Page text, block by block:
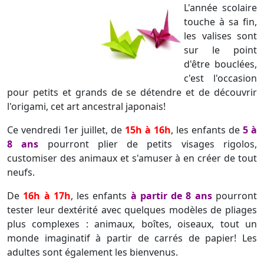
L'année scolaire
touche à sa fin,
les valises sont
sur le point
d'être bouclées,
c'est l'occasion
pour petits et grands de se détendre et de découvrir
l'origami, cet art ancestral japonais!
Ce vendredi 1er juillet, de 15h à 16h, les enfants de 5 à
8 ans pourront plier de petits visages rigolos,
customiser des animaux et s'amuser à en créer de tout
neufs.
De 16h à 17h, les enfants à partir de 8 anspourront
tester leur dextérité avec quelques modèles de pliages
plus complexes : animaux, boîtes, oiseaux, tout un
monde imaginatif à partir de carrés de papier! Les
adultes sont également les bienvenus.